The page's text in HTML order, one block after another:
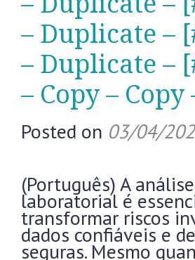
– Duplicate –
– Duplicate –
– Copy – Copy
Posted on 03/04/
(Português) A análise
laboratorial é
transformar riscos
dados confiáveis e
seguras. Mesmo